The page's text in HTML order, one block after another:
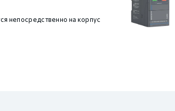
непосредственно на корпус